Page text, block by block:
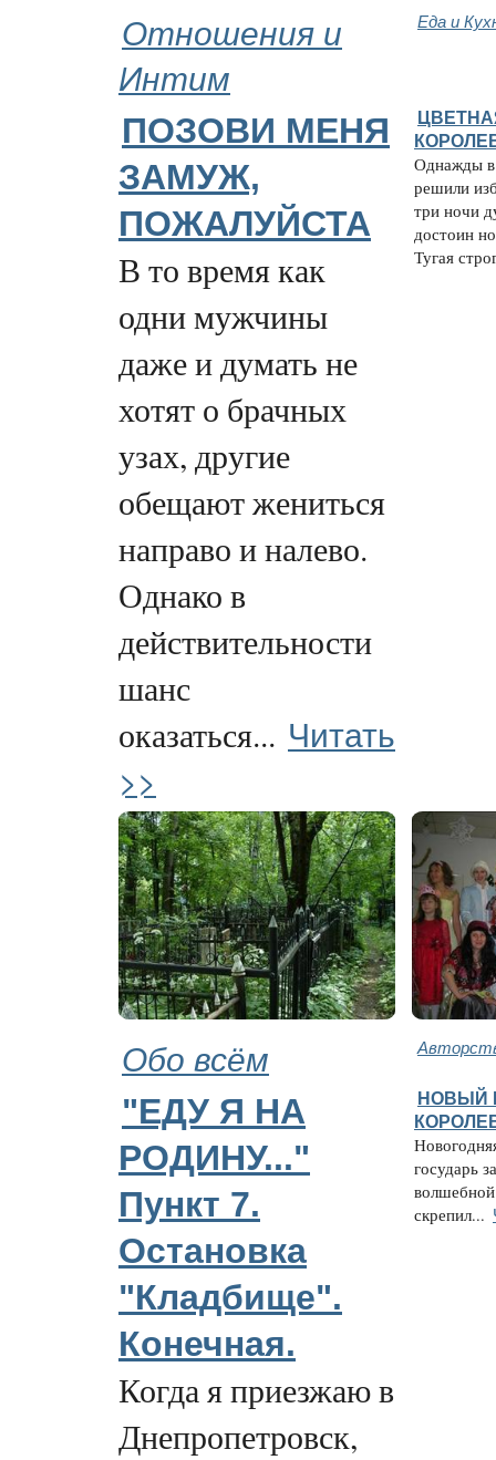
Отношения и
Интим
Еда и
ПОЗОВИ МЕНЯ
ЗАМУЖ,
ПОЖАЛУЙСТА
В то время как
одни мужчины
даже и думать не
хотят о брачных
узах, другие
обещают жениться
направо и налево.
Однако в
действительности
шанс
оказаться... Читать
>>
Однажды в
решили
три ночи
достоин
Тугая
Обо всём
"ЕДУ Я НА
РОДИНУ..."
Пункт 7.
Остановка
"Кладбище".
Конечная.
Когда я приезжаю в
Днепропетровск,
НОВЫЙ
государь
скрепил...